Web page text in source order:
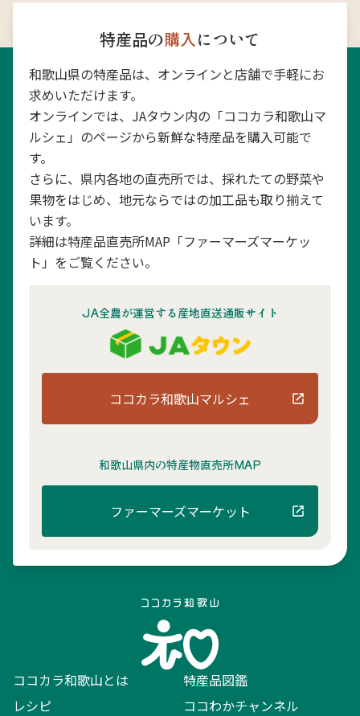
特産品の購入について
和歌山県の特産品は、オンラインと店舗で手軽にお
求めいただけます。
オンラインでは、JAタウン内の「ココカラ和歌山マ
ルシェ」のページから新鮮な特産品を購入可能で
す。
さらに、県内各地の直売所では、採れたての野菜や
果物をはじめ、地元ならではの加工品も取り揃えて
います。
詳細は特産品直売所MAP「ファーマーズマーケッ
ト」をご覧ください。
JA全農が運営する産地直送通販サイト
ココカラ和歌山マルシェ
和歌山県内の特産物直売所MAP
ファーマーズマーケット
ココカラ和歌山とは
特産品図鑑
レシピ
ココわかチャンネル